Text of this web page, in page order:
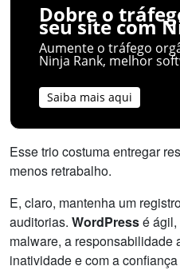
Dobre o
seu site com
Aumente o tráfego
Ninja Rank, melhor
Saiba mais aqui
Esse trio costuma entregar
menos retrabalho.
E, claro, mantenha um
auditorias. WordPressé ágil,
malware, a responsabilidade
inatividade e com a